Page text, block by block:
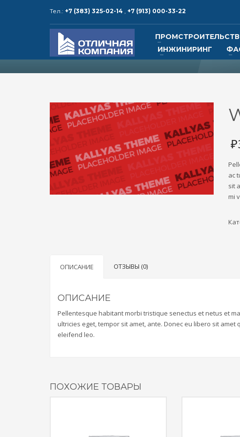
КОНТАКТЫ и РЕКВИЗИТЫ
1
Адрес:
2
Тел.: +7 (383) 325-02-14 , +7 (913) 000-33-22
ИНЖИНИРИНГ
₽
ac
sit
mi
ОПИСАНИЕ ОТЗЫВЫ (0)
ОПИСАНИЕ
Pellentesque habitant morbi tristique senectus et netus et
ultricies eget, tempor sit amet, ante. Donec eu libero sit
eleifend leo.
ПОХОЖИЕ ТОВАРЫ